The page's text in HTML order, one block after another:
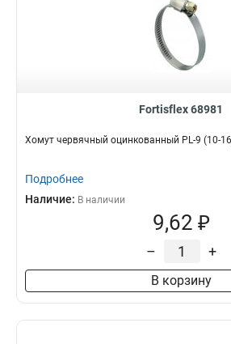
Fortisflex 68981
Хомут червячный оцинкованный PL-9 (10-
Подробнее
Наличие: В наличии
9,62 ₽
– +
В корзину